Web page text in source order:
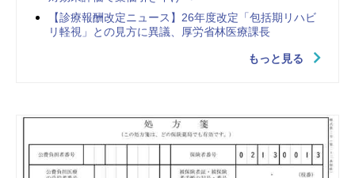
【診療報酬改定ニュース】26年度改定「包括期リハビ
リ軽視」との見方に異議、厚労省林医療課長
もっと見る